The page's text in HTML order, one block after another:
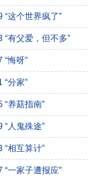
“这个世界疯了”
“有父爱，但不多”
“悔呀”
“分家”
“养菇指南”
“人鬼殊途”
“相互算计”
“一家子遭报应”